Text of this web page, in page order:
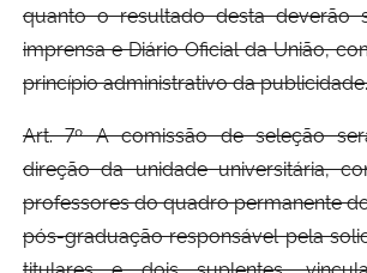
quanto o resultado desta deverão
imprensa e Diário Oficial da União,
princípio administrativo da publicidade.
Art. 7º A comissão de seleção
direção da unidade universitária,
professores do quadro permanente
pós-graduação responsável pela